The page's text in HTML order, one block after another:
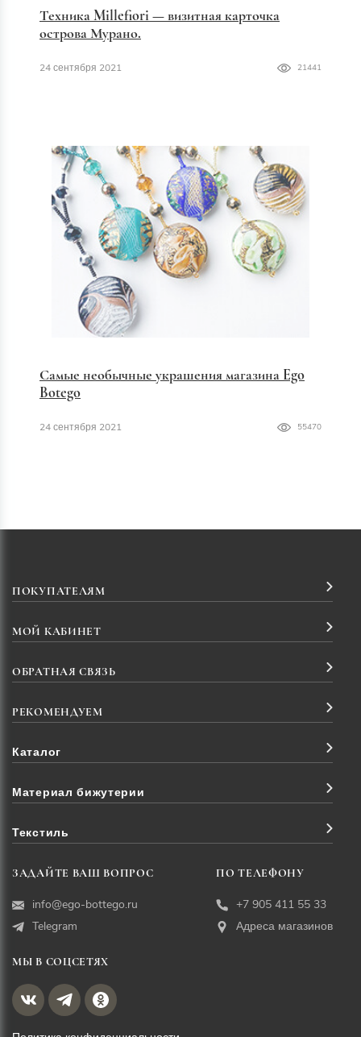
Техника Millefiori — визитная карточка
острова Мурано.
24 сентября 2021 21441
Самые необычные украшения магазина Ego
Botego
24 сентября 2021 55470
ПОКУПАТЕЛЯМ
МОЙ КАБИНЕТ
ОБРАТНАЯ СВЯЗЬ
РЕКОМЕНДУЕМ
Каталог
Материал бижутерии
Текстиль
ЗАДАЙТЕ ВАШ ВОПРОС
info@ego-bottego.ru
Telegram
ПО ТЕЛЕФОНУ
+7 905 411 55 33
Адреса магазинов
МЫ В СОЦСЕТЯХ